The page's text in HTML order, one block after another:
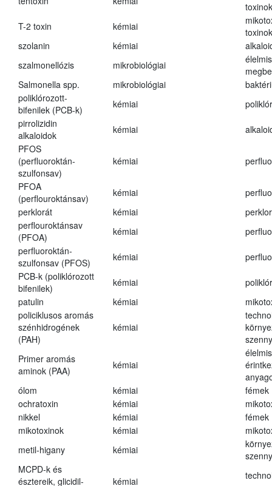
toxinok
T-2 toxin
kémiai
toxinok
szolanin
kémiai
szalmonellózis
mikrobiológiai
Salmonella spp.
mikrobiológiai
poliklórozott-
bifenilek (PCB-k)
kémiai
pirrolizidin
alkaloidok
kémiai
PFOS
(perfluoroktán-
szulfonsav)
kémiai
PFOA
(perflouroktánsav)
kémiai
perklorát
kémiai
perflouroktánsav
(PFOA)
kémiai
perfluoroktán-
szulfonsav (PFOS)
kémiai
PCB-k (poliklórozott
bifenilek)
kémiai
patulin
kémiai
policiklusos aromás
szénhidrogének
(PAH)
kémiai
Primer aromás
aminok (PAA)
kémiai
ólom
kémiai
fémek
ochratoxin
kémiai
nikkel
kémiai
fémek
mikotoxinok
kémiai
metil-higany
kémiai
MCPD-k és
észtereik, glicidil-
kémiai